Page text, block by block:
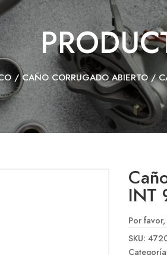
/CAÑO CORRUGADO ABIERTO/
INT
Por favor,
SKU: